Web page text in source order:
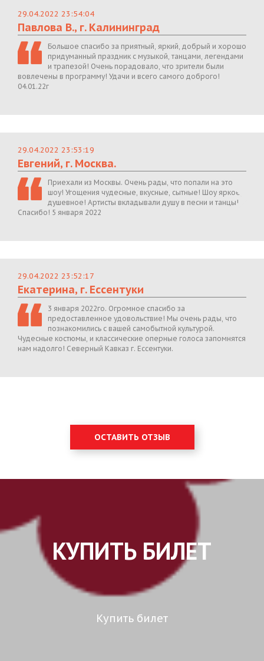
29.04.2022 23:54:04
Павлова В., г. Калининград
Большое спасибо за приятный, яркий, добрый и хорошо
придуманный праздник с музыкой, танцами, легендами
и трапезой! Очень порадовало, что зрители были
вовлечены в программу! Удачи и всего самого доброго!
04.01.22г
29.04.2022 23:53:19
Евгений, г. Москва.
Приехали из Москвы. Очень рады, что попали на это
шоу! Угощения чудесные, вкусные, сытные! Шоу яркое,
душевное! Артисты вкладывали душу в песни и танцы!
Спасибо! 5 января 2022
29.04.2022 23:52:17
Екатерина, г. Ессентуки
3 января 2022го. Огромное спасибо за
предоставленное удовольствие! Мы очень рады, что
познакомились с вашей самобытной культурой.
Чудесные костюмы, и классические оперные голоса запомнятся
нам надолго! Северный Кавказ г. Ессентуки.
ОСТАВИТЬ ОТЗЫВ
КУПИТЬ БИЛЕТ
Купить билет